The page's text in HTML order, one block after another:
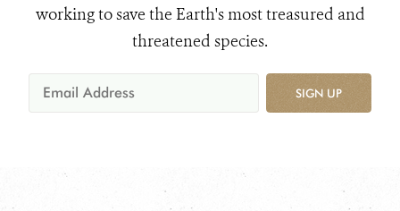
working to save the Earth's most treasured and
threatened species.
SIGN UP